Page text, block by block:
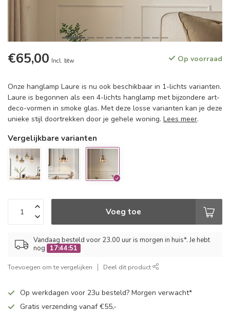
€65,00 Incl. btw Op voorraad
Onze hanglamp Laure is nu ook beschikbaar in 1-lichts varianten.
Laure is begonnen als een 4-lichts hanglamp met bijzondere art-
deco-vormen in smoke glas. Met deze losse varianten kan je deze
unieke stijl doortrekken door je gehele woning. Lees meer.
Vergelijkbare varianten
Voeg toe
Vandaag besteld voor 23.00 uur is morgen in huis*. Je hebt
nog
17:44:50
Toevoegen om te vergelijken Deel dit product
Op werkdagen voor 23u besteld? Morgen verwacht*
Gratis verzending vanaf €55,-